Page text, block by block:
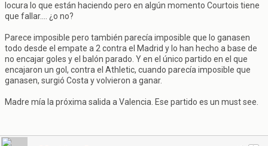
locura lo que están haciendo pero en algún momento Courtois tiene
que fallar.... ¿o no?
Parece imposible pero también parecía imposible que lo ganasen
todo desde el empate a 2 contra el Madrid y lo han hecho a base de
no encajar goles y el balón parado. Y en el único partido en el que
encajaron un gol, contra el Athletic, cuando parecía imposible que
ganasen, surgió Costa y volvieron a ganar.
Madre mía la próxima salida a Valencia. Ese partido es un must see.